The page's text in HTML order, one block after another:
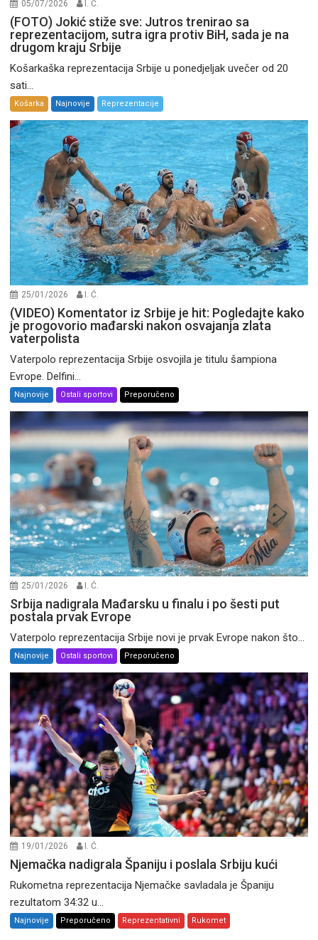
05/07/2026 I. Ć.
(FOTO) Jokić stiže sve: Jutros trenirao sa
reprezentacijom, sutra igra protiv BiH, sada je na
drugom kraju Srbije
Košarkaška reprezentacija Srbije u ponedjeljak uvečer od 20
sati...
Košarka Najnovije Reprezentacije
25/01/2026 I. Ć.
(VIDEO) Komentator iz Srbije je hit: Pogledajte kako
je progovorio mađarski nakon osvajanja zlata
vaterpolista
Vaterpolo reprezentacija Srbije osvojila je titulu šampiona
Evrope. Delfini...
Najnovije Ostali sportovi Preporučeno
25/01/2026 I. Ć.
Srbija nadigrala Mađarsku u finalu i po šesti put
postala prvak Evrope
Vaterpolo reprezentacija Srbije novi je prvak Evrope nakon što...
Najnovije Ostali sportovi Preporučeno
19/01/2026 I. Ć.
Njemačka nadigrala Španiju i poslala Srbiju kući
Rukometna reprezentacija Njemačke savladala je Španiju
rezultatom 34:32 u...
Najnovije Preporučeno Reprezentativni Rukomet